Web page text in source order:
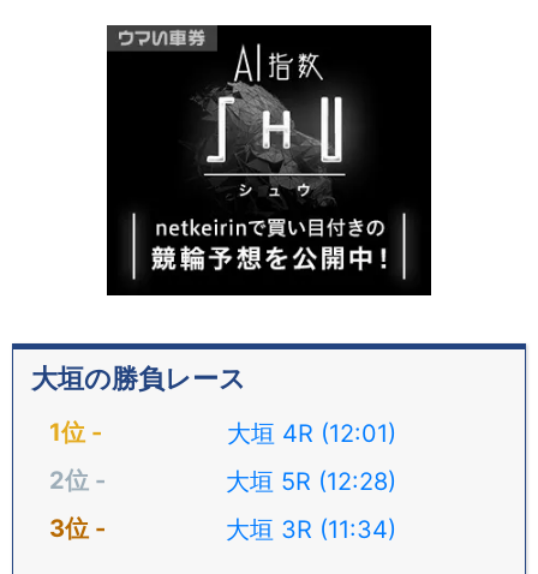
大垣の勝負レース
大垣 4R (12:01)
大垣 5R (12:28)
大垣 3R (11:34)